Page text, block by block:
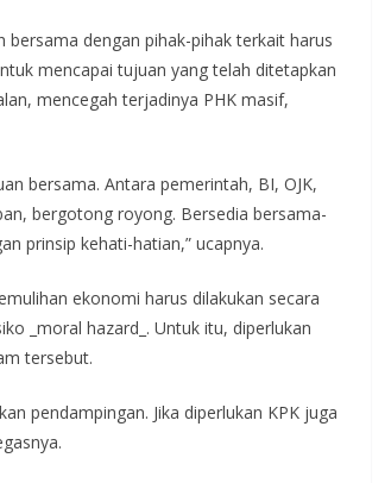
dengan pihak-pihak terkait harus
mencapai tujuan yang telah ditetapkan
mencegah terjadinya PHK masif,
bersama. Antara pemerintah, BI, OJK,
bergotong royong. Bersedia bersama-
prinsip kehati-hatian,” ucapnya.
ekonomi harus dilakukan secara
_moral hazard_. Untuk itu, diperlukan
tersebut.
pendampingan. Jika diperlukan KPK juga